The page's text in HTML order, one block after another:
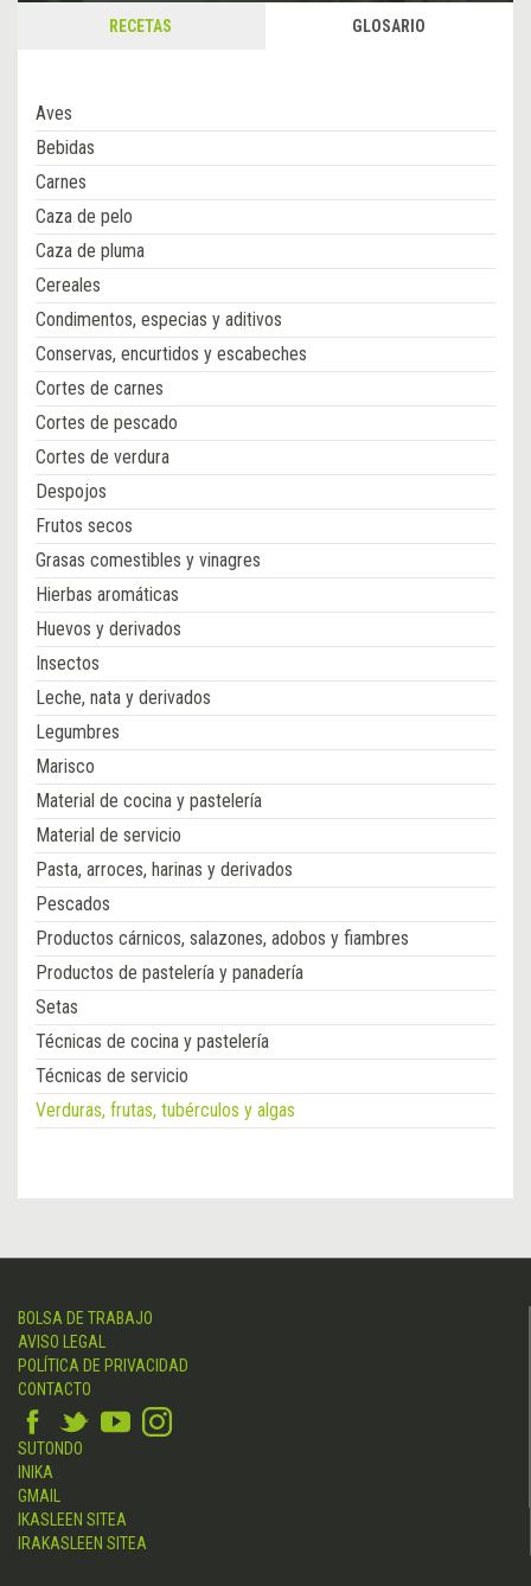
RECETAS GLOSARIO
Aves
Bebidas
Carnes
Caza de pelo
Caza de pluma
Cereales
Condimentos, especias y aditivos
Conservas, encurtidos y escabeches
Cortes de carnes
Cortes de pescado
Cortes de verdura
Despojos
Frutos secos
Grasas comestibles y vinagres
Hierbas aromáticas
Huevos y derivados
Insectos
Leche, nata y derivados
Legumbres
Marisco
Material de cocina y pastelería
Material de servicio
Pasta, arroces, harinas y derivados
Pescados
Productos cárnicos, salazones, adobos y fiambres
Productos de pastelería y panadería
Setas
Técnicas de cocina y pastelería
Técnicas de servicio
Verduras, frutas, tubérculos y algas
BOLSA DE TRABAJO
AVISO LEGAL
POLÍTICA DE PRIVACIDAD
CONTACTO
SUTONDO
INIKA
GMAIL
IKASLEEN SITEA
IRAKASLEEN SITEA